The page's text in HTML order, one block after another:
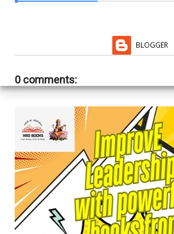
BLOGGER
0 comments: